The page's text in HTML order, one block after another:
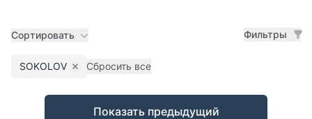
Сортировать Фильтры
SOKOLOV Remove filter
Сбросить все
Товары
Показать предыдущий